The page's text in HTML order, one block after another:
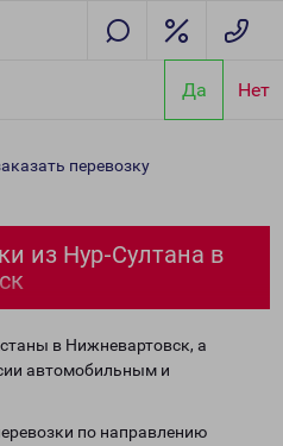
Да Нет
перевозку
из Нур-Султана в
в Нижневартовск, а
автомобильным и
по направлению